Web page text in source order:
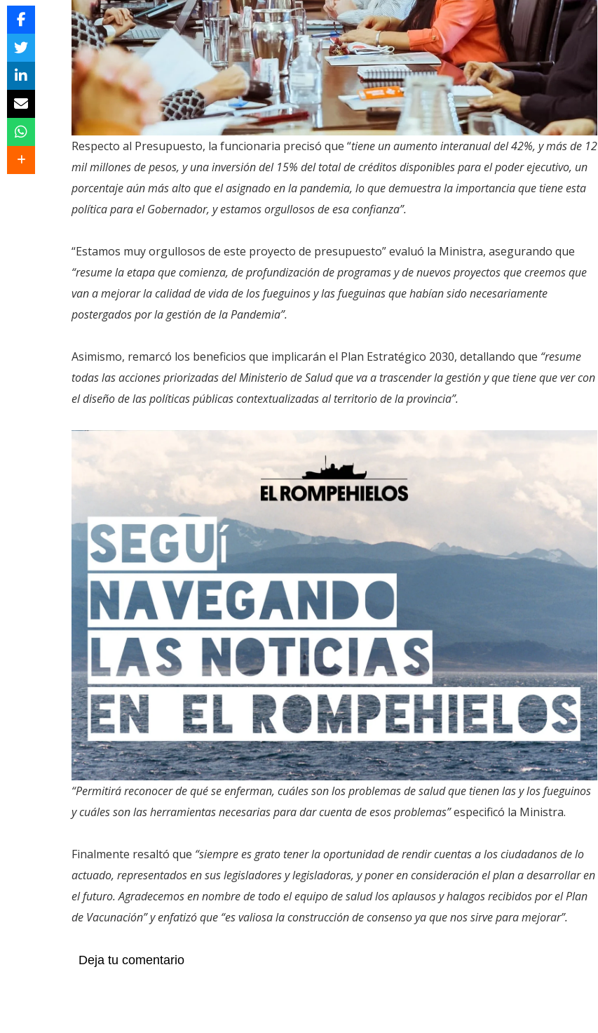
Respecto al Presupuesto, la funcionaria precisó que “tiene un aumento interanual del 42%, y más de 12
mil millones de pesos, y una inversión del 15% del total de créditos disponibles para el poder ejecutivo, un
porcentaje aún más alto que el asignado en la pandemia, lo que demuestra la importancia que tiene esta
política para el Gobernador, y estamos orgullosos de esa confianza”.
“Estamos muy orgullosos de este proyecto de presupuesto” evaluó la Ministra, asegurando que
“resume la etapa que comienza, de profundización de programas y de nuevos proyectos que creemos que
van a mejorar la calidad de vida de los fueguinos y las fueguinas que habían sido necesariamente
postergados por la gestión de la Pandemia”.
Asimismo, remarcó los beneficios que implicarán el Plan Estratégico 2030, detallando que “resume
todas las acciones priorizadas del Ministerio de Salud que va a trascender la gestión y que tiene que ver con
el diseño de las políticas públicas contextualizadas al territorio de la provincia”.
“Permitirá reconocer de qué se enferman, cuáles son los problemas de salud que tienen las y los fueguinos
y cuáles son las herramientas necesarias para dar cuenta de esos problemas”especificó la Ministra.
Finalmente resaltó que “siempre es grato tener la oportunidad de rendir cuentas a los ciudadanos de lo
actuado, representados en sus legisladores y legisladoras, y poner en consideración el plan a desarrollar en
el futuro. Agradecemos en nombre de todo el equipo de salud los aplausos y halagos recibidos por el Plan
de Vacunación” y enfatizó que “es valiosa la construcción de consenso ya que nos sirve para mejorar”.
Deja tu comentario